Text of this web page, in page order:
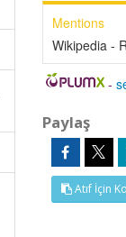
Mentions
Wikipedia -
-
Paylaş
Atıf İçin